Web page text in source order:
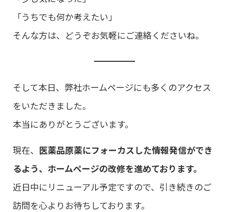
「うちでも何か考えたい」
そんな方は、どうぞお気軽にご連絡くださいね。
そして本日、弊社ホームページにも多くのアクセス
をいただきました。
本当にありがとうございます。
現在、 医薬品原薬にフォーカスした情報発信ができ
るよう、ホームページの改修を進めております。
近日中にリニューアル予定ですので、引き続きのご
訪問を心よりお待ちしております。